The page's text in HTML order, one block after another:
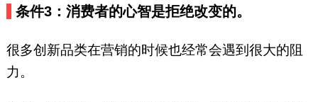
条件3：消费者的心智是拒绝改变的。
很多创新品类在营销的时候也经常会遇到很大的阻
力。